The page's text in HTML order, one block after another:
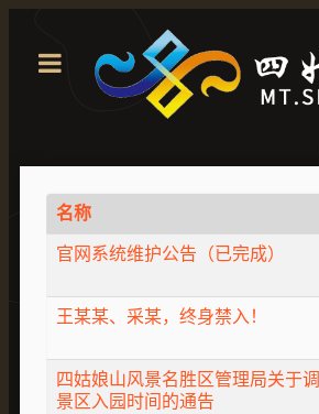
名称
官网系统维护公告（已完成）
王某某、采某，终身禁入！
四姑娘山风景名胜区管理局关于
景区入园时间的通告